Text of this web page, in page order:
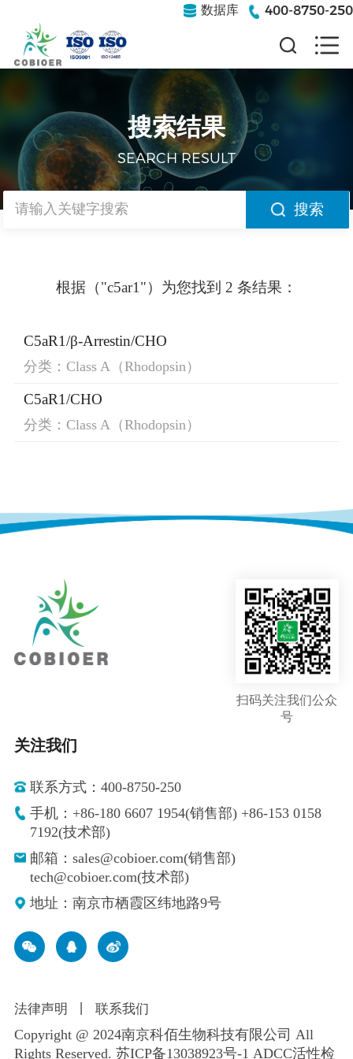
数据库 400-8750-250
搜索结果
SEARCH RESULT
搜索
根据（"c5ar1"）为您找到 2 条结果：
C5aR1/β-Arrestin/CHO
分类：Class A（Rhodopsin）
C5aR1/CHO
分类：Class A（Rhodopsin）
扫码关注我们公众
号
关注我们
联系方式：400-8750-250
手机：+86-180 6607 1954(销售部) +86-153 0158
7192(技术部)
邮箱：sales@cobioer.com(销售部)
tech@cobioer.com(技术部)
地址：南京市栖霞区纬地路9号
法律声明 联系我们
Copyright @ 2024南京科佰生物科技有限公司 All
Rights Reserved. 苏ICP备13038923号-1 ADCC活性检